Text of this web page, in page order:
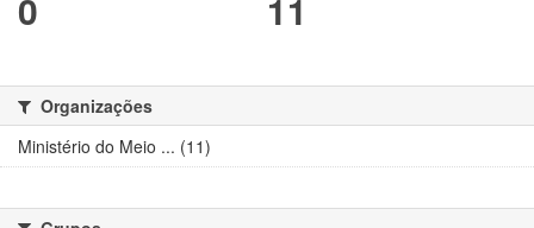
Organizações
Ministério do Meio ... (11)